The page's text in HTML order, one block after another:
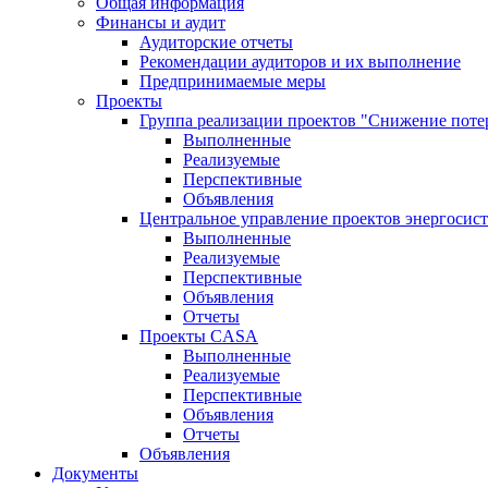
Финансы и аудит
Аудиторские отчеты
Рекомендации аудиторов и их выполнение
Предпринимаемые меры
Проекты
Группа реализации проектов "Снижение
Выполненные
Реализуемые
Перспективные
Объявления
Центральное управление проектов
Выполненные
Реализуемые
Перспективные
Объявления
Отчеты
Проекты CASA
Выполненные
Реализуемые
Перспективные
Объявления
Отчеты
Объявления
Документы